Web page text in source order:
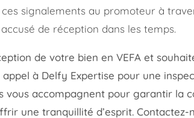
signalements au promoteur à
de réception dans les temps.
de votre bien en VEFA et
à Delfy Expertise pour une
vous accompagnent pour garantir la
une tranquillité d’esprit.